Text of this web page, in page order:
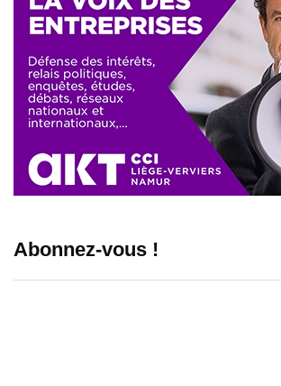
Abonnez-vous !